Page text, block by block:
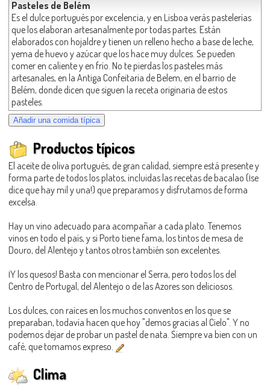
Pasteles de Belém
Es el dulce portugués por excelencia, y en Lisboa verás pastelerías
que los elaboran artesanalmente por todas partes. Están
elaborados con hojaldre y tienen un relleno hecho a base de leche,
yema de huevo y azúcar que los hace muy dulces. Se pueden
comer en caliente y en frío. No te pierdas los pasteles más
artesanales, en la Antiga Confeitaria de Belem, en el barrio de
Belém, donde dicen que siguen la receta originaria de estos
pasteles.
Productos típicos
El aceite de oliva portugués, de gran calidad, siempre está presente y
forma parte de todos los platos, incluidas las recetas de bacalao (¡se
dice que hay mil y una!) que preparamos y disfrutamos de forma
excelsa.
Hay un vino adecuado para acompañar a cada plato. Tenemos
vinos en todo el país, y si Porto tiene fama, los tintos de mesa de
Douro, del Alentejo y tantos otros también son excelentes.
¡Y los quesos! Basta con mencionar el Serra, pero todos los del
Centro de Portugal, del Alentejo o de las Azores son deliciosos.
Los dulces, con raíces en los muchos conventos en los que se
preparaban, todavía hacen que hoy "demos gracias al Cielo". Y no
podemos dejar de probar un pastel de nata. Siempre va bien con un
café, que tomamos expreso.
Clima